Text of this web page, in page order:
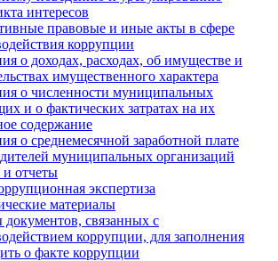
интересов
правовые и иные акты в сфере
коррупции
о доходах, расходах, об имуществе и
имущественного характера
о численности муниципальных
и о фактических затратах на их
содержание
о среднемесячной заработной плате
муниципальных организаций
отчеты
экспертиза
материалы
связанных с
коррупции, для заполнения
о факте коррупции